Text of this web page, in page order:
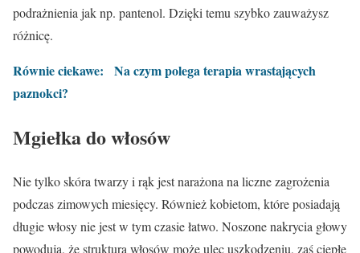
podrażnienia jak np. pantenol. Dzięki temu szybko zauważysz
różnicę.
Równie ciekawe:
Na czym polega terapia wrastających
paznokci?
Mgiełka do włosów
Nie tylko skóra twarzy i rąk jest narażona na liczne zagrożenia
podczas zimowych miesięcy. Również kobietom, które posiadają
długie włosy nie jest w tym czasie łatwo. Noszone nakrycia głowy
powodują, że struktura włosów może ulec uszkodzeniu, zaś ciepłe